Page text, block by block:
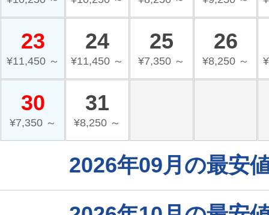
23
¥11,450 ～
24
¥11,450 ～
25
¥7,350 ～
26
¥8,250 ～
30
¥7,350 ～
31
¥8,250 ～
2026年09月の最安